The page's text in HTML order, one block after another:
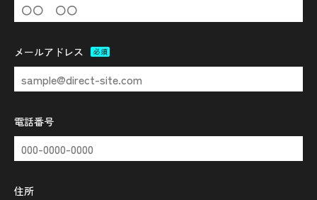
メールアドレス 必須
電話番号
住所